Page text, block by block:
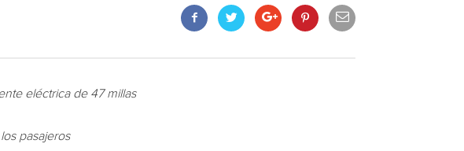
eléctrica de 47 millas
pasajeros